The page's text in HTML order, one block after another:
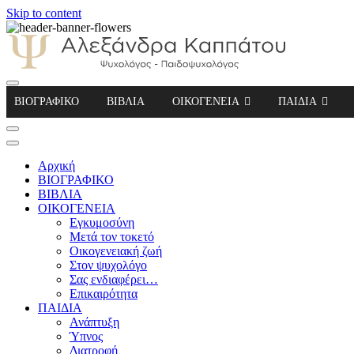
Skip to content
Αλεξάνδρα Καππάτου Ψυχολόγος –
ΒΙΟΓΡΑΦΙΚΟ ΒΙΒΛΙΑ ΟΙΚΟΓΕΝΕΙΑ ΠΑΙΔΙΑ
Αρχική
ΒΙΟΓΡΑΦΙΚΟ
ΒΙΒΛΙΑ
ΟΙΚΟΓΕΝΕΙΑ
Εγκυμοσύνη
Μετά τον τοκετό
Οικογενειακή ζωή
Στον ψυχολόγο
Σας ενδιαφέρει…
Επικαιρότητα
ΠΑΙΔΙΑ
Ανάπτυξη
Ύπνος
Διατροφή